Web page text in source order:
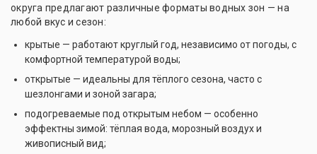
округа предлагают различные форматы водных зон — на
любой вкус и сезон:
крытые — работают круглый год, независимо от погоды, с
комфортной температурой воды;
открытые — идеальны для тёплого сезона, часто с
шезлонгами и зоной загара;
подогреваемые под открытым небом — особенно
эффектны зимой: тёплая вода, морозный воздух и
живописный вид;